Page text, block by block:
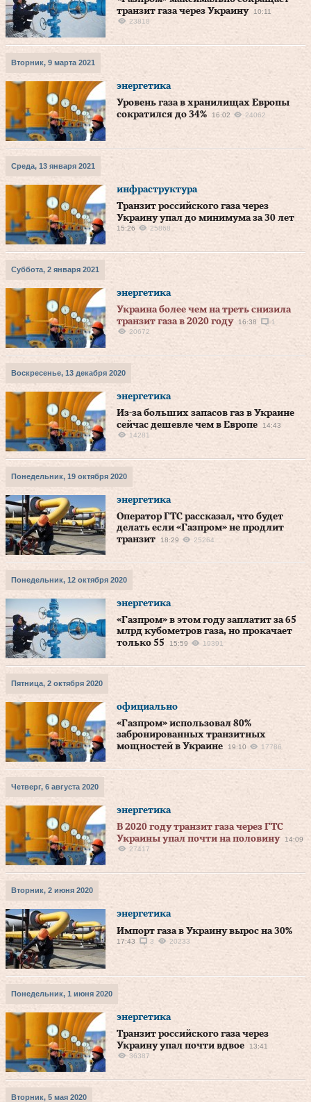
транзит газа через Украину
10:11
23818
Вторник, 9 марта 2021
энергетика
Уровень газа в хранилищах Европы
сократился до 34%
16:02 24062
Среда, 13 января 2021
инфраструктура
Транзит российского газа через
Украину упал до минимума за 30 лет
15:26 25868
Суббота, 2 января 2021
энергетика
Украина более чем на треть снизила
транзит газа в 2020 году
16:38
1
20672
Воскресенье, 13 декабря 2020
энергетика
Из-за больших запасов газ в Украине
сейчас дешевле чем в Европе
14:43
14281
Понедельник, 19 октября 2020
энергетика
Оператор ГТС рассказал, что будет
делать если «Газпром» не продлит
транзит
18:29 25264
Понедельник, 12 октября 2020
энергетика
«Газпром» в этом году заплатит за 65
млрд кубометров газа, но прокачает
только 55
15:59 19391
Пятница, 2 октября 2020
официально
«Газпром» использовал 80%
забронированных транзитных
мощностей в Украине
19:10 17786
Четверг, 6 августа 2020
энергетика
В 2020 году транзит газа через ГТС
Украины упал почти на половину
14:09
27417
Вторник, 2 июня 2020
энергетика
Импорт газа в Украину вырос на 30%
17:43 3 20233
Понедельник, 1 июня 2020
энергетика
Транзит российского газа через
Украину упал почти вдвое
13:41
36387
Вторник, 5 мая 2020